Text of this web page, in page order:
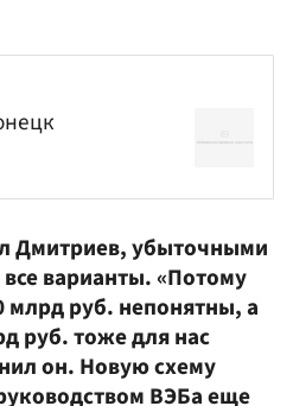
Дмитриев, убыточными
варианты. «Потому
млрд руб. непонятны, а
руб. тоже для нас
он. Новую схему
ВЭБа еще